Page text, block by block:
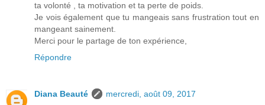
ta volonté , ta motivation et ta perte de poids.
Je vois également que tu mangeais sans frustration tout en
mangeant sainement.
Merci pour le partage de ton expérience,
Répondre
Diana Beauté
mercredi, août 09, 2017